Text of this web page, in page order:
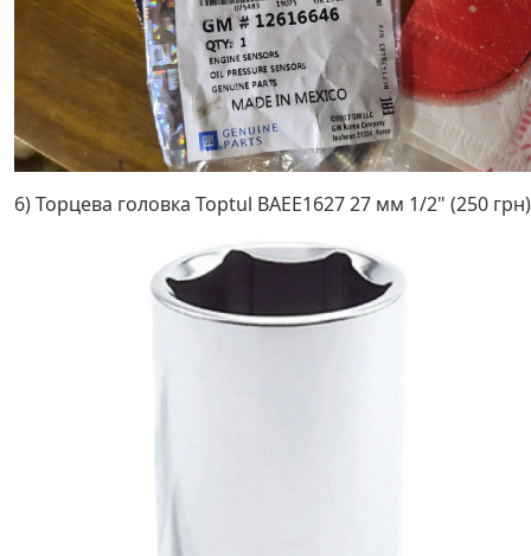
6) Торцева головка Toptul BAEE1627 27 мм 1/2" (250 грн)